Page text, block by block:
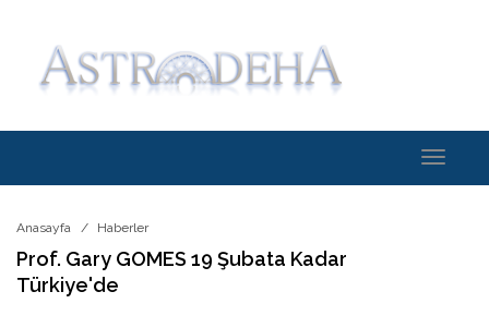
Toggle
Anasayfa Haberler
Prof. Gary GOMES 19 Şubata Kadar
Türkiye'de